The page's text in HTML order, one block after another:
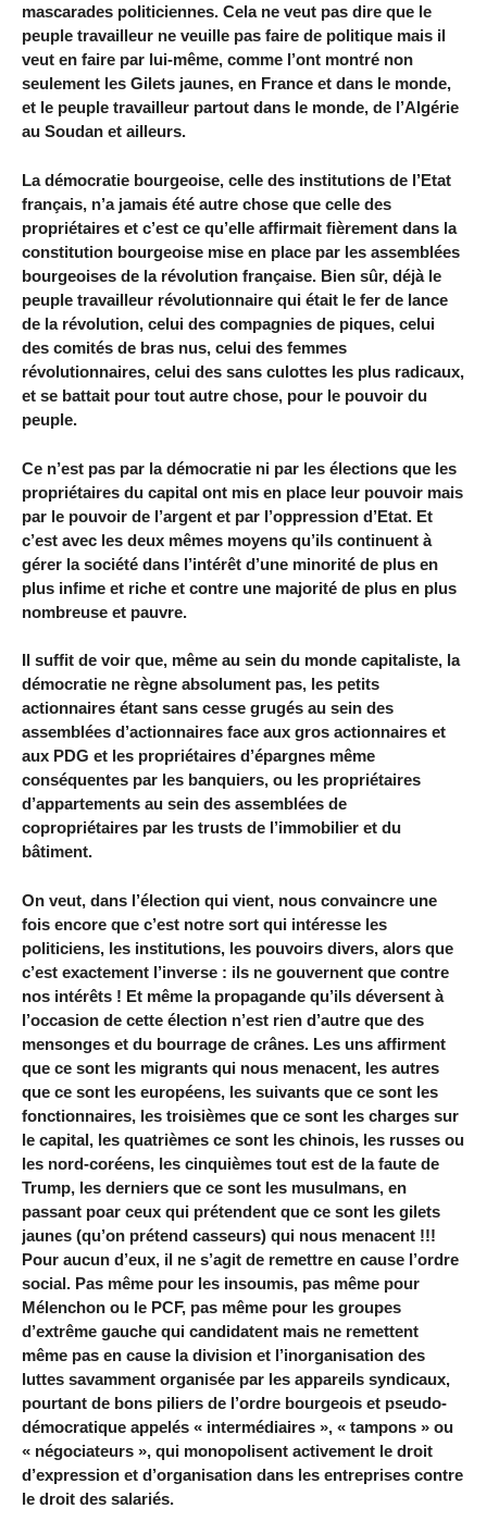
mascarades politiciennes. Cela ne veut pas dire que le
peuple travailleur ne veuille pas faire de politique mais il
veut en faire par lui-même, comme l’ont montré non
seulement les Gilets jaunes, en France et dans le monde,
et le peuple travailleur partout dans le monde, de l’Algérie
au Soudan et ailleurs.
La démocratie bourgeoise, celle des institutions de l’Etat
français, n’a jamais été autre chose que celle des
propriétaires et c’est ce qu’elle affirmait fièrement dans la
constitution bourgeoise mise en place par les assemblées
bourgeoises de la révolution française. Bien sûr, déjà le
peuple travailleur révolutionnaire qui était le fer de lance
de la révolution, celui des compagnies de piques, celui
des comités de bras nus, celui des femmes
révolutionnaires, celui des sans culottes les plus radicaux,
et se battait pour tout autre chose, pour le pouvoir du
peuple.
Ce n’est pas par la démocratie ni par les élections que les
propriétaires du capital ont mis en place leur pouvoir mais
par le pouvoir de l’argent et par l’oppression d’Etat. Et
c’est avec les deux mêmes moyens qu’ils continuent à
gérer la société dans l’intérêt d’une minorité de plus en
plus infime et riche et contre une majorité de plus en plus
nombreuse et pauvre.
Il suffit de voir que, même au sein du monde capitaliste, la
démocratie ne règne absolument pas, les petits
actionnaires étant sans cesse grugés au sein des
assemblées d’actionnaires face aux gros actionnaires et
aux PDG et les propriétaires d’épargnes même
conséquentes par les banquiers, ou les propriétaires
d’appartements au sein des assemblées de
copropriétaires par les trusts de l’immobilier et du
bâtiment.
On veut, dans l’élection qui vient, nous convaincre une
fois encore que c’est notre sort qui intéresse les
politiciens, les institutions, les pouvoirs divers, alors que
c’est exactement l’inverse : ils ne gouvernent que contre
nos intérêts ! Et même la propagande qu’ils déversent à
l’occasion de cette élection n’est rien d’autre que des
mensonges et du bourrage de crânes. Les uns affirment
que ce sont les migrants qui nous menacent, les autres
que ce sont les européens, les suivants que ce sont les
fonctionnaires, les troisièmes que ce sont les charges sur
le capital, les quatrièmes ce sont les chinois, les russes ou
les nord-coréens, les cinquièmes tout est de la faute de
Trump, les derniers que ce sont les musulmans, en
passant poar ceux qui prétendent que ce sont les gilets
jaunes (qu’on prétend casseurs) qui nous menacent !!!
Pour aucun d’eux, il ne s’agit de remettre en cause l’ordre
social. Pas même pour les insoumis, pas même pour
Mélenchon ou le PCF, pas même pour les groupes
d’extrême gauche qui candidatent mais ne remettent
même pas en cause la division et l’inorganisation des
luttes savamment organisée par les appareils syndicaux,
pourtant de bons piliers de l’ordre bourgeois et pseudo-
démocratique appelés « intermédiaires », « tampons » ou
« négociateurs », qui monopolisent activement le droit
d’expression et d’organisation dans les entreprises contre
le droit des salariés.